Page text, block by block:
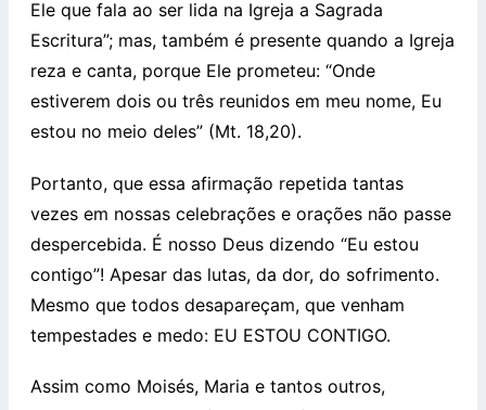
Ele que fala ao ser lida na Igreja a Sagrada
Escritura”; mas, também é presente quando a Igreja
reza e canta, porque Ele prometeu: “Onde
estiverem dois ou três reunidos em meu nome, Eu
estou no meio deles” (Mt. 18,20).
Portanto, que essa afirmação repetida tantas
vezes em nossas celebrações e orações não passe
despercebida. É nosso Deus dizendo “Eu estou
contigo”! Apesar das lutas, da dor, do sofrimento.
Mesmo que todos desapareçam, que venham
tempestades e medo: EU ESTOU CONTIGO.
Assim como Moisés, Maria e tantos outros,